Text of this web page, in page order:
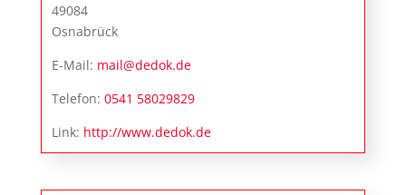
49084
Osnabrück
E-Mail: mail@dedok.de
Telefon: 0541 58029829
Link: http://www.dedok.de